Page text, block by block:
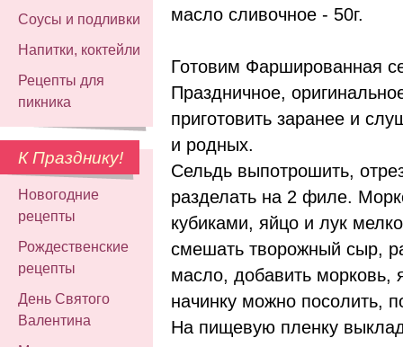
Соусы и подливки
Напитки, коктейли
Рецепты для
пикника
К Празднику!
Новогодние
рецепты
Рождественские
рецепты
День Святого
Валентина
масло сливочное - 50г.
Готовим Фаршированная
Праздничное,
приготовить заранее и
и родных.
Сельдь выпотрошить,
разделать на 2 филе.
кубиками, яйцо и лук
смешать творожный сыр,
масло, добавить морковь,
начинку можно посолить,
На пищевую пленку